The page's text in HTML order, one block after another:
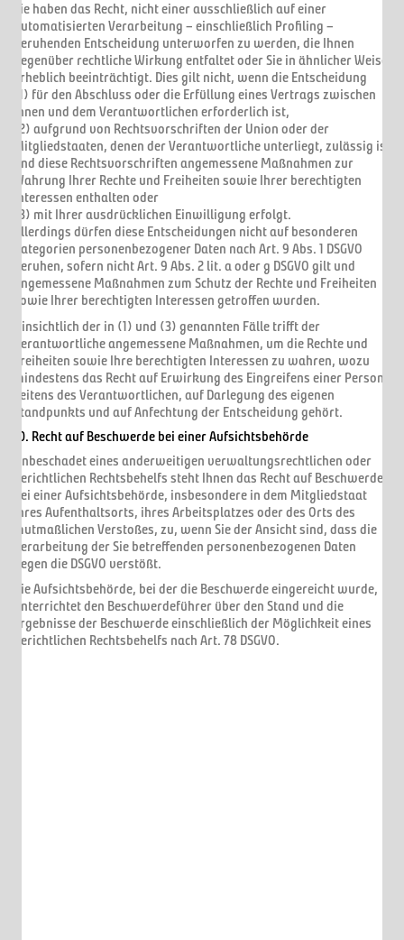
Sie haben das Recht, nicht einer ausschließlich auf einer
automatisierten Verarbeitung – einschließlich Profiling –
beruhenden Entscheidung unterworfen zu werden, die Ihnen
gegenüber rechtliche Wirkung entfaltet oder Sie in ähnlicher Weise
erheblich beeinträchtigt. Dies gilt nicht, wenn die Entscheidung
(1) für den Abschluss oder die Erfüllung eines Vertrags zwischen
Ihnen und dem Verantwortlichen erforderlich ist,
(2) aufgrund von Rechtsvorschriften der Union oder der
Mitgliedstaaten, denen der Verantwortliche unterliegt, zulässig ist
und diese Rechtsvorschriften angemessene Maßnahmen zur
Wahrung Ihrer Rechte und Freiheiten sowie Ihrer berechtigten
Interessen enthalten oder
(3) mit Ihrer ausdrücklichen Einwilligung erfolgt.
Allerdings dürfen diese Entscheidungen nicht auf besonderen
Kategorien personenbezogener Daten nach Art. 9 Abs. 1 DSGVO
beruhen, sofern nicht Art. 9 Abs. 2 lit. a oder g DSGVO gilt und
angemessene Maßnahmen zum Schutz der Rechte und Freiheiten
sowie Ihrer berechtigten Interessen getroffen wurden.
Hinsichtlich der in (1) und (3) genannten Fälle trifft der
Verantwortliche angemessene Maßnahmen, um die Rechte und
Freiheiten sowie Ihre berechtigten Interessen zu wahren, wozu
mindestens das Recht auf Erwirkung des Eingreifens einer Person
seitens des Verantwortlichen, auf Darlegung des eigenen
Standpunkts und auf Anfechtung der Entscheidung gehört.
10. Recht auf Beschwerde bei einer Aufsichtsbehörde
Unbeschadet eines anderweitigen verwaltungsrechtlichen oder
gerichtlichen Rechtsbehelfs steht Ihnen das Recht auf Beschwerde
bei einer Aufsichtsbehörde, insbesondere in dem Mitgliedstaat
ihres Aufenthaltsorts, ihres Arbeitsplatzes oder des Orts des
mutmaßlichen Verstoßes, zu, wenn Sie der Ansicht sind, dass die
Verarbeitung der Sie betreffenden personenbezogenen Daten
gegen die DSGVO verstößt.
Die Aufsichtsbehörde, bei der die Beschwerde eingereicht wurde,
unterrichtet den Beschwerdeführer über den Stand und die
Ergebnisse der Beschwerde einschließlich der Möglichkeit eines
gerichtlichen Rechtsbehelfs nach Art. 78 DSGVO.